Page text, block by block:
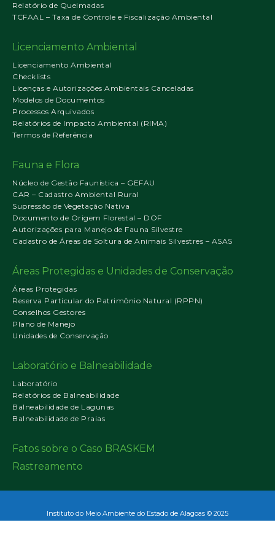
Relatório de Queimadas
TCFAAL – Taxa de Controle e Fiscalização Ambiental
Licenciamento Ambiental
Licenciamento Ambiental
Checklists
Licenças e Autorizações Ambientais Canceladas
Modelos de Documentos
Processos Arquivados
Relatórios de Impacto Ambiental (RIMA)
Termos de Referência
Fauna e Flora
Núcleo de Gestão Faunística – GEFAU
CAR – Cadastro Ambiental Rural
Supressão de Vegetação Nativa
Documento de Origem Florestal – DOF
Autorizações para Manejo de Fauna Silvestre
Cadastro de Áreas de Soltura de Animais Silvestres – ASAS
Áreas Protegidas e Unidades de Conservação
Áreas Protegidas
Reserva Particular do Patrimônio Natural (RPPN)
Conselhos Gestores
Plano de Manejo
Unidades de Conservação
Laboratório e Balneabilidade
Laboratório
Relatórios de Balneabilidade
Balneabilidade de Lagunas
Balneabilidade de Praias
Fatos sobre o Caso BRASKEM
Rastreamento
Instituto do Meio Ambiente do Estado de Alagoas © 2025